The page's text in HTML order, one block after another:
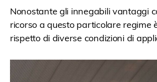
Nonostante gli innegabili vantaggi
ricorso a questo particolare regime
rispetto di diverse condizioni di